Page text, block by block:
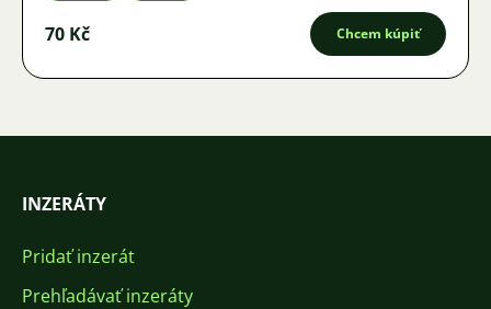
70 Kč Chcem kúpiť
INZERÁTY
Pridať inzerát
Prehľadávať inzeráty